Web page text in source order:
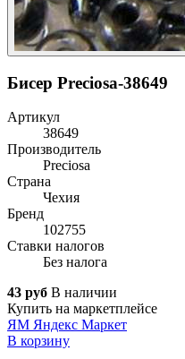
Бисер Preciosa-38649
Артикул
38649
Производитель
Preciosa
Страна
Чехия
Бренд
102755
Ставки налогов
Без налога
43 руб В наличии
Купить на маркетплейсе
ЯМ Яндекс Маркет
В корзину